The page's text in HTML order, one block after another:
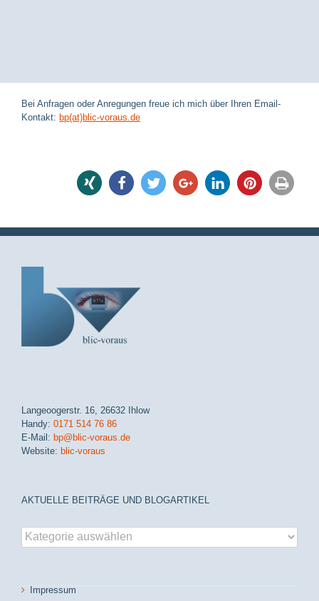
Bei Anfragen oder Anregungen freue ich mich über Ihren Email-
Kontakt: bp(at)blic-voraus.de
Langeoogerstr. 16, 26632 Ihlow
Handy: 0171 514 76 86
E-Mail: bp@blic-voraus.de
Website: blic-voraus
AKTUELLE BEITRÄGE UND BLOGARTIKEL
aktuelle
Beiträge
Impressum